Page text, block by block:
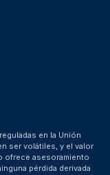
en la Unión
ser volátiles, y el valor
ofrece asesoramiento
pérdida derivada